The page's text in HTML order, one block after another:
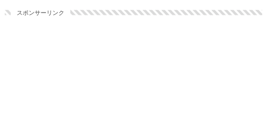
スポンサーリンク